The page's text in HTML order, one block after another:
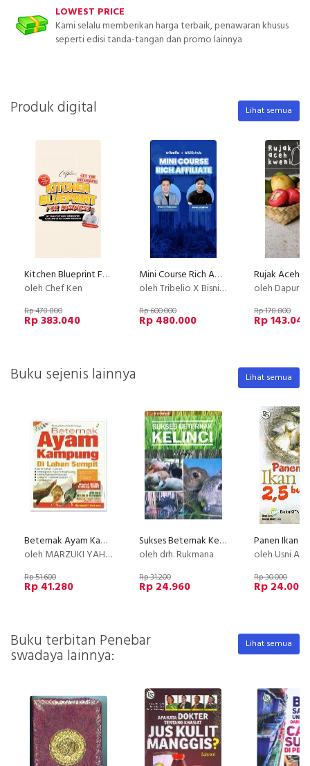
LOWEST PRICE
Kami selalu memberikan harga terbaik, penawaran khusus
seperti edisi tanda-tangan dan promo lainnya
Produk digital Lihat semua
Kitchen Blueprint For Business : Setting Up Efficient Kitchen For Your Cafe or Restaurant Business
oleh Chef Ken
Rp 478.800
Rp 383.040
Mini Course Rich Affiliate
oleh Tribelio X Bisnishub
Rp 600.000
Rp 480.000
Rujak Aceh
oleh Dapur
Rp 178.800
Rp 143.040
Buku sejenis lainnya Lihat semua
Beternak Ayam Kampung Di Lahan Sempit
oleh MARZUKI YAHYA&TAUFIK HIDAYAT
Rp 51.600
Rp 41.280
Sukses Beternak Kelinci
oleh drh. Rukmana
Rp 31.200
Rp 24.960
oleh Usni Arie &
Rp 30.000
Rp 24.000
Buku terbitan Penebar
swadaya lainnya:
Lihat semua